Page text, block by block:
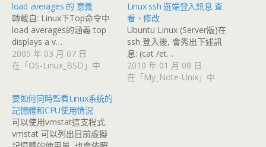
load averages 的 意義
轉載自: Linux下Top命令中
load averages的涵義 top
displays a v…
2005 年 03 月 07 日
在「OS-Linux_BSD」中
Linux ssh 選端登入訊息 查
看、修改
Ubuntu Linux (Server版)在
ssh 登入後, 會秀出下述訊
息: (cat /et…
2010 年 01 月 08 日
在「My_Note-Unix」中
要如何同時監看Linux系統的
記憶體和CPU使用情況
可以使用vmstat這支程式.
vmstat 可以列出目前虛擬